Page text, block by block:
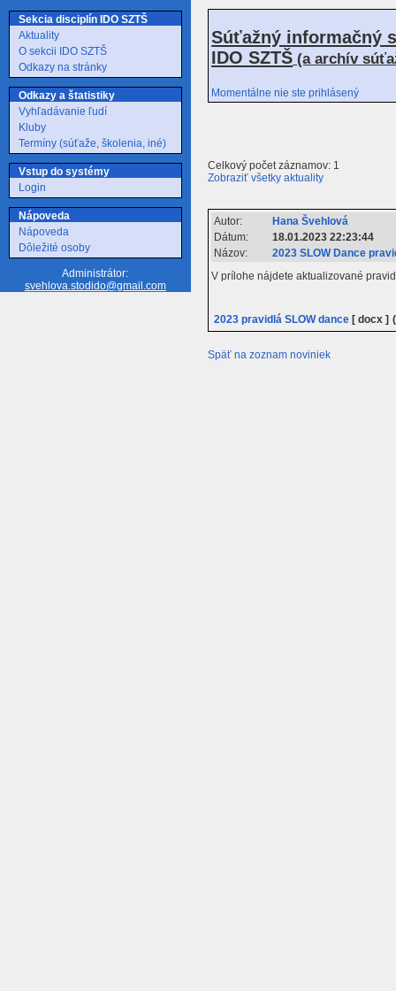
Sekcia disciplín IDO SZTŠ
Aktuality
O sekcii IDO SZTŠ
Odkazy na stránky
Odkazy a štatistiky
Vyhľadávanie ľudí
Kluby
Termíny (súťaže, školenia, iné)
Vstup do systémy
Login
Nápoveda
Nápoveda
Dôležité osoby
Administrátor:
svehlova.stodido@gmail.com
Súťažný informačný
IDO SZTŠ (a archív
Momentálne nie ste prihlásený
Celkový počet záznamov: 1
Zobraziť všetky aktuality
Autor:
Hana Švehlová
Dátum:
18.01.2023 22:23:44
Názov:
2023 SLOW Dance
V prílohe nájdete aktualizované
2023 pravidlá SLOW dance [ docx ]
Späť na zoznam noviniek